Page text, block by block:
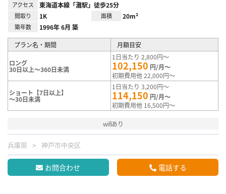
アクセス 東海道本線「灘駅」徒歩25分
間取り 1K 面積 20m²
築年数 1996年 6月 築
プラン名・期間 月額目安
ロング
30日以上～360日未満
1日当たり 2,800円～
102,150 円/月～
初期費用他 22,000円～
ショート【7日以上】
～30日未満
1日当たり 3,200円～
114,150 円/月～
初期費用他 16,500円～
wifiあり
兵庫県 神戸市中央区
お問合わせ 電話する